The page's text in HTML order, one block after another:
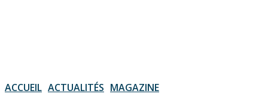
ACCUEIL ACTUALITÉS MAGAZINE